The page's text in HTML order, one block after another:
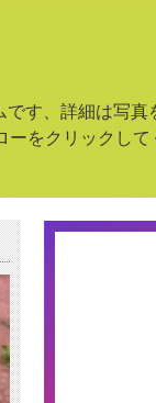
です、詳細は写
ーをクリックして